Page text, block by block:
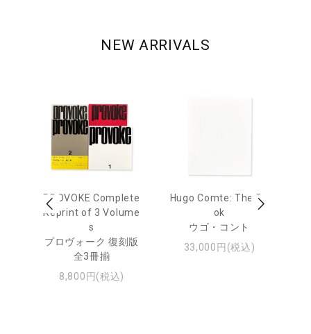
NEW ARRIVALS
PROVOKE Complete
Reprint of 3 Volume
s
プロヴォーク 復刻版
全3冊揃
8,800円(税込)
Hugo Comte: The Bo
ok
ウゴ・コント
33,000円(税込)